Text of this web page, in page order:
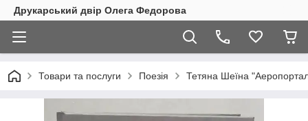
Друкарський двір Олега Федорова
Товари та послуги Поезія Тетяна Шеїна